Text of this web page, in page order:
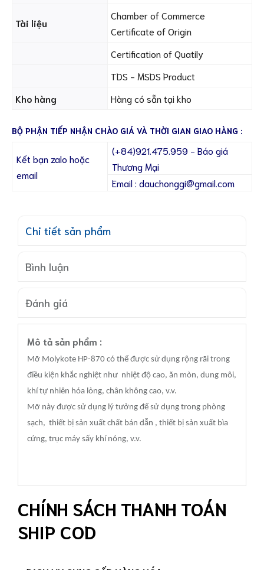
Tài liệu
Chamber of Commerce
Certificate of Origin
Certification of Quatily
TDS - MSDS Product
Kho hàng
Hàng có sẵn tại kho
BỘ PHẬN TIẾP NHẬN CHÀO GIÁ VÀ THỜI GIAN GIAO HÀNG :
Kết bạn zalo hoặc
email
(+84)921.475.959 - Báo giá
Thương Mại
Email : dauchonggi@gmail.com
Chi tiết sản phẩm
Bình luận
Đánh giá
Mô tả sản phẩm :
Mỡ Molykote HP-870 có thể được sử dụng rộng rãi trong
điều kiện khắc nghiệt như nhiệt độ cao, ăn mòn, dung môi,
khí tự nhiên hóa lỏng, chân không cao, v.v.
Mỡ này được sử dụng lý tưởng để sử dụng trong phòng
sạch, thiết bị sản xuất chất bán dẫn , thiết bị sản xuất bìa
cứng, trục máy sấy khí nóng, v.v.
CHÍNH SÁCH THANH TOÁN
SHIP COD